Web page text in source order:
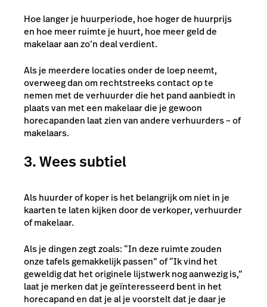
Hoe langer je huurperiode, hoe hoger de huurprijs
en hoe meer ruimte je huurt, hoe meer geld de
makelaar aan zo’n deal verdient.
Als je meerdere locaties onder de loep neemt,
overweeg dan om rechtstreeks contact op te
nemen met de verhuurder die het pand aanbiedt in
plaats van met een makelaar die je gewoon
horecapanden laat zien van andere verhuurders – of
makelaars.
3. Wees subtiel
Als huurder of koper is het belangrijk om niet in je
kaarten te laten kijken door de verkoper, verhuurder
of makelaar.
Als je dingen zegt zoals: “In deze ruimte zouden
onze tafels gemakkelijk passen” of “Ik vind het
geweldig dat het originele lijstwerk nog aanwezig is,”
laat je merken dat je geïnteresseerd bent in het
horecapand en dat je al je voorstelt dat je daar je